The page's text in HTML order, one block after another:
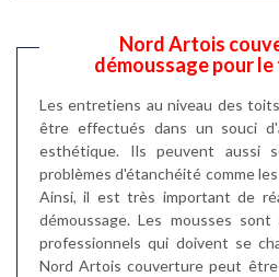
Nord Artois
démoussage pour
Les entretiens au niveau des
être effectués dans un souci
esthétique. Ils peuvent aussi
problèmes d'étanchéité comme
Ainsi, il est très important de
démoussage. Les mousses
professionnels qui doivent se
Nord Artois couverture peut